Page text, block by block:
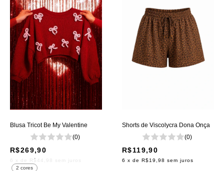
2 cores
Blusa Tricot Be My Valentine
(0)
R$269,90
x de R$44,98
Shorts de Viscolycra Dona Onça
(0)
R$119,90
6 x de R$19,98 sem juros